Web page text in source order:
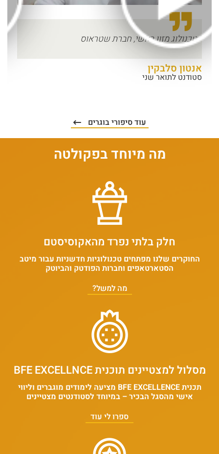
טכנולוג מזון ראשי, חברת שטראוס
אנטון סלבקין
סטודנט לתואר שני
עוד סיפורי בוגרים
מה מיוחד בפקולטה
חלק בלתי נפרד מהאקוסיסטם
החוקרים שלנו מפתחים טכנולוגיות חדשניות עבור מיטב
הסטארטאפים וחברות הפודטק והביוטק
מה למשל?
מסלול למצטיינים תוכנית BFE EXCELLNCE
תכנית BFE EXCELLENCE מציעה לימודים מוגברים וליווי
אישי מהסגל הבכיר – במיוחד לסטודנטים מצטיינים
ספרו לי עוד